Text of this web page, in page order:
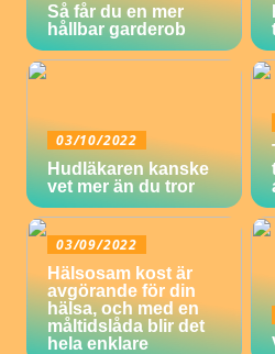
Så får du en mer
hållbar garderob
03/10/2022
Hudläkaren kanske
vet mer än du tror
03/09/2022
Hälsosam kost är
avgörande för din
hälsa, och med en
måltidslåda blir det
hela enklare